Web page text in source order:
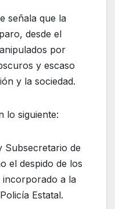
señala que la
desde el
por
y escaso
y la sociedad.
lo siguiente:
Subsecretario de
el despido de los
incorporado a la
Estatal.